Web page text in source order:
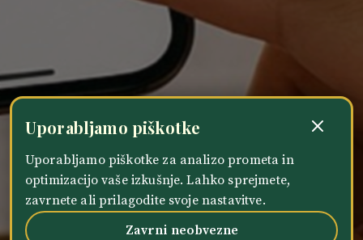
Uporabljamo piškotke
Uporabljamo piškotke za analizo prometa in
optimizacijo vaše izkušnje. Lahko sprejmete,
zavrnete ali prilagodite svoje nastavitve.
Zavrni neobvezne